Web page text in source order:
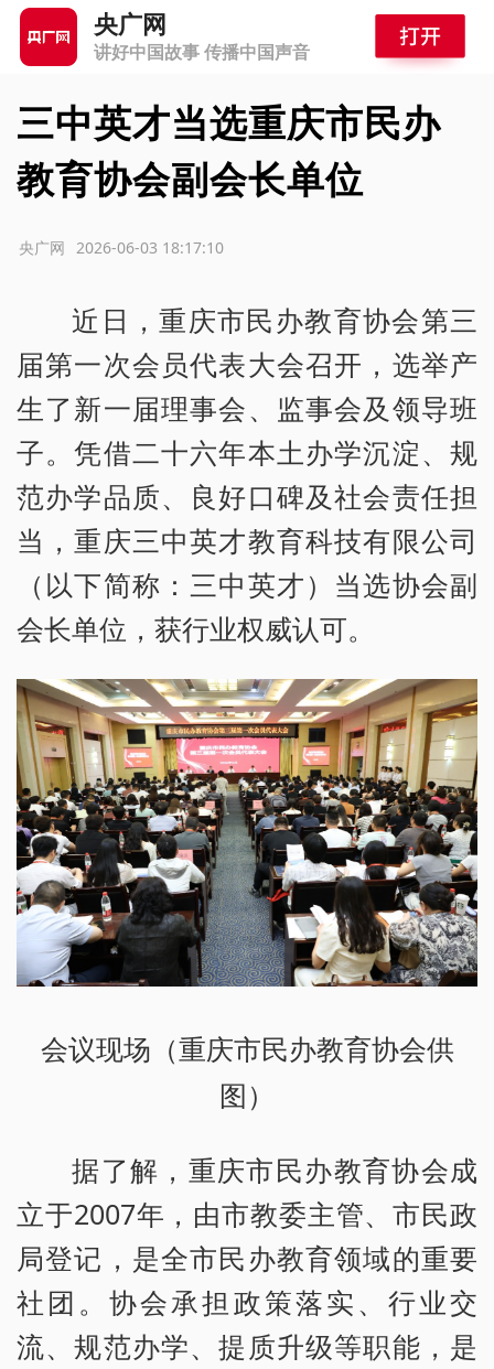
央广网
讲好中国故事 传播中国声音
三中英才当选重庆市民办
教育协会副会长单位
2026-06-03 18:17:10
央广网
近日，重庆市民办教育协会第三
届第一次会员代表大会召开，选举产
生了新一届理事会、监事会及领导班
子。凭借二十六年本土办学沉淀、规
范办学品质、良好口碑及社会责任担
当，重庆三中英才教育科技有限公司
（以下简称：三中英才）当选协会副
会长单位，获行业权威认可。
会议现场（重庆市民办教育协会供
图）
据了解，重庆市民办教育协会成
立于2007年，由市教委主管、市民政
局登记，是全市民办教育领域的重要
社团。协会承担政策落实、行业交
流、规范办学、提质升级等职能，是